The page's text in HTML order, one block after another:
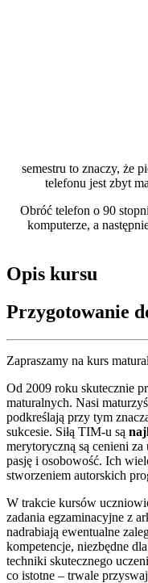
semestru to znaczy, że
telefonu jest zbyt
Obróć telefon o 90
komputerze, a
Opis kursu
Przygotowanie
Zapraszamy na kurs
Od 2009 roku skutecznie
maturalnych. Nasi
podkreślają przy tym
sukcesie. Siłą TIM-u są
merytoryczną są cenieni
pasję i osobowość. Ich
stworzeniem autorskich
W trakcie kursów
zadania egzaminacyjne z
nadrabiają ewentualne
kompetencje, niezbędne
techniki skutecznego
co istotne – trwale